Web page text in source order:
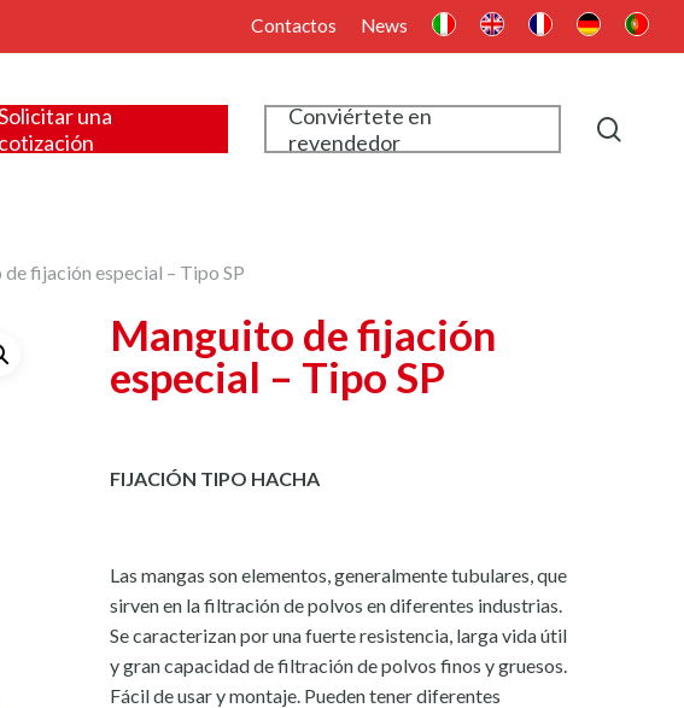
Contactos News
una
cotización
Conviértete en
revendedor
fijación especial – Tipo SP
Manguito de fijación
especial – Tipo SP
FIJACIÓN TIPO HACHA
Las mangas son elementos, generalmente tubulares, que
sirven en la filtración de polvos en diferentes industrias.
Se caracterizan por una fuerte resistencia, larga vida útil
y gran capacidad de filtración de polvos finos y gruesos.
Fácil de usar y montaje. Pueden tener diferentes